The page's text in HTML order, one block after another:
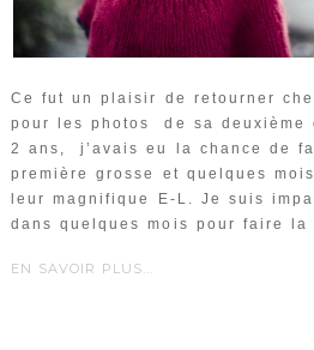
Ce fut un plaisir de retourner
pour les photos de sa deuxième
2 ans, j’avais eu la chance de
première grosse et quelques
leur magnifique E-L. Je suis
dans quelques mois pour faire
EN SAVOIR PLUS...